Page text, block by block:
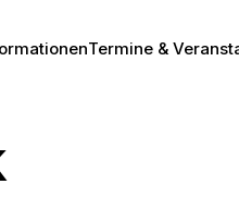
Termine &